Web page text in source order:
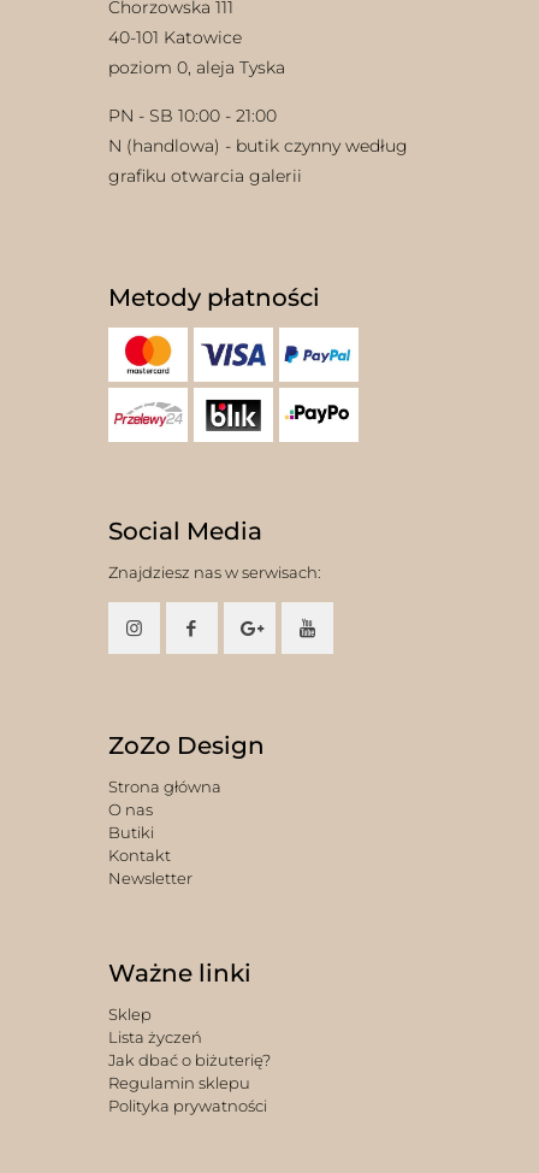
Chorzowska 111
40-101 Katowice
poziom 0, aleja Tyska
PN - SB 10:00 - 21:00
N (handlowa) - butik czynny według
grafiku otwarcia galerii
Metody płatności
Social Media
Znajdziesz nas w serwisach:
ZoZo Design
Strona główna
O nas
Butiki
Kontakt
Newsletter
Ważne linki
Sklep
Lista życzeń
Jak dbać o biżuterię?
Regulamin sklepu
Polityka prywatności